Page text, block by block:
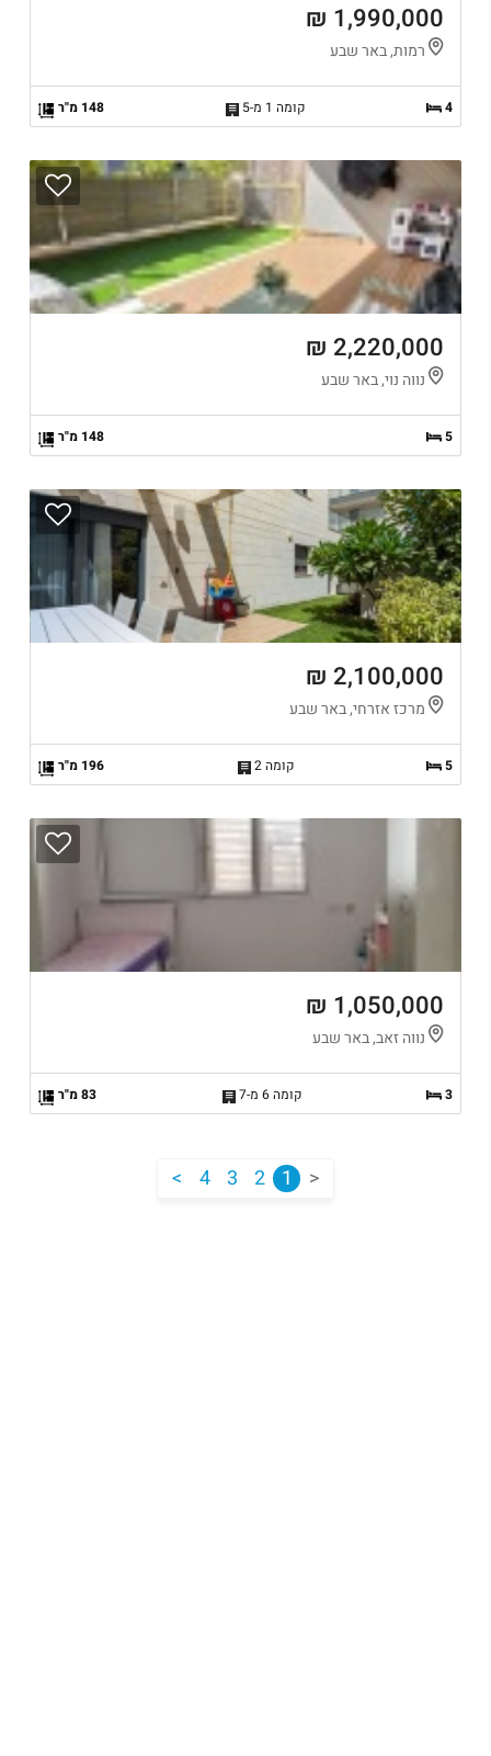
1,990,000 ₪
רמות, באר שבע
4 קומה 1 מ-5 148 מ"ר
2,220,000 ₪
נווה נוי, באר שבע
5 148 מ"ר
2,100,000 ₪
מרכז אזרחי, באר שבע
5 קומה 2 196 מ"ר
1,050,000 ₪
נווה זאב, באר שבע
3 קומה 6 מ-7 83 מ"ר
>
1
2
3
4
<